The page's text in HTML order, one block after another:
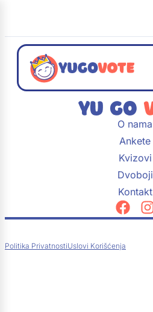
O nama
Ankete
Kvizovi
Dvoboji
Kontakt
Politika PrivatnostiUslovi Korišćenja